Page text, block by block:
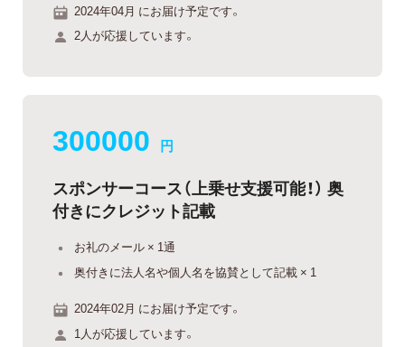
2024年04月 にお届け予定です。
2人が応援しています。
300000 円
スポンサーコース（上乗せ支援可能！） 奥
付きにクレジット記載
お礼のメール × 1通
奥付きに法人名や個人名を協賛として記載 × 1
2024年02月 にお届け予定です。
1人が応援しています。